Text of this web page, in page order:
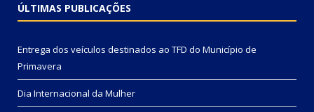
ÚLTIMAS PUBLICAÇÕES
Entrega dos veículos destinados ao TFD do Município de
Primavera
Dia Internacional da Mulher